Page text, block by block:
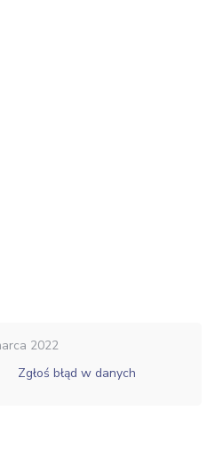
2022
Zgłoś błąd w danych